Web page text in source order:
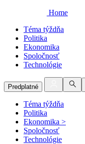
Home
Téma týždňa
Politika
Ekonomika
Spoločnosť
Technológie
Predplatné
Téma týždňa
Politika
Ekonomika >
Spoločnosť
Technológie